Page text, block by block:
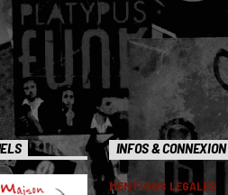
INFOS & CONNEXION
MENTIONS LEGALES